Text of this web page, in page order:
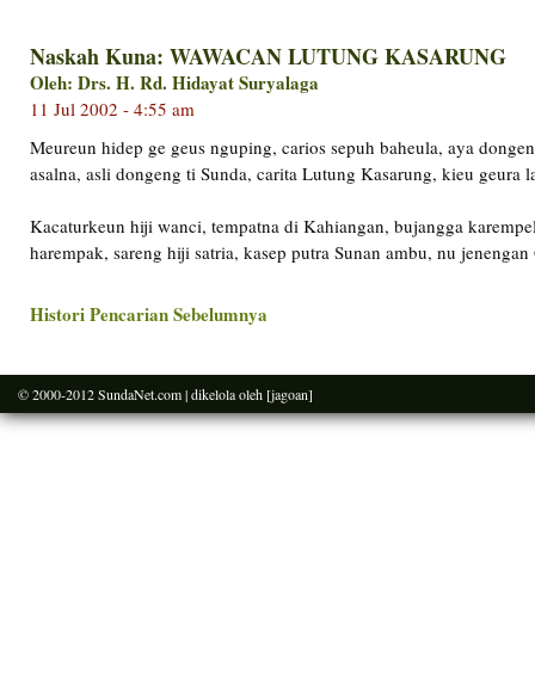
Naskah Kuna: WAWACAN LUTUNG KASARUNG
Oleh: Drs. H. Rd. Hidayat Suryalaga
11 Jul 2002 - 4:55 am
Meureun hidep ge geus nguping, carios sepuh baheula, aya
asalna, asli dongeng ti Sunda, carita Lutung Kasarung, kieu geura
Kacaturkeun hiji wanci, tempatna di Kahiangan, bujangga
harempak, sareng hiji satria, kasep putra Sunan ambu, nu
Histori Pencarian Sebelumnya
© 2000-2012SundaNet.com| dikelola oleh [jagoan]